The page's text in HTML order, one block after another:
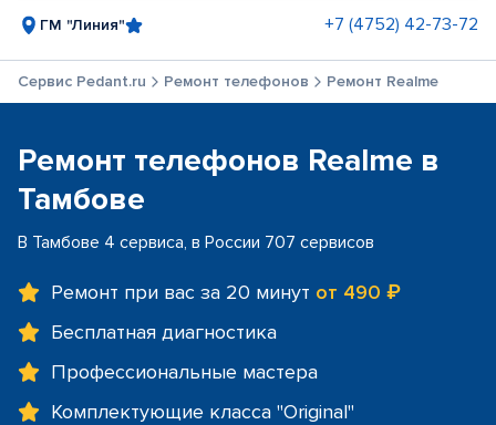
ГМ "Линия" +7 (4752) 42-73-72
Сервис Pedant.ru Ремонт телефонов Ремонт Realme
Ремонт телефонов Realme в
Тамбове
В Тамбове 4 сервиса, в России 707 сервисов
Ремонт при вас за 20 минут от 490 ₽
Бесплатная диагностика
Профессиональные мастера
Комплектующие класса "Original"